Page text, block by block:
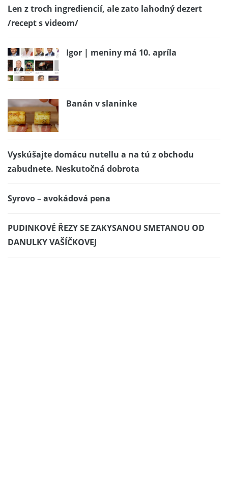
Len z troch ingrediencií, ale zato lahodný dezert
/recept s videom/
Igor | meniny má 10. apríla
Banán v slaninke
Vyskúšajte domácu nutellu a na tú z obchodu
zabudnete. Neskutočná dobrota
Syrovo – avokádová pena
PUDINKOVÉ ŘEZY SE ZAKYSANOU SMETANOU OD
DANULKY VAŠÍČKOVEJ